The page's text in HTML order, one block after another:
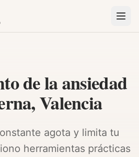
de la ansiedad
Valencia
agota y limita tu
herramientas prácticas